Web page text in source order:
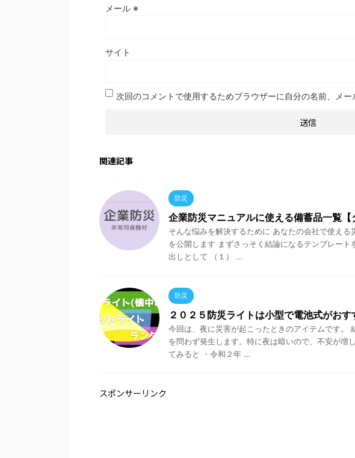
メール ※
サイト
次回のコメントで使用するためブラウザーに自分の名前、メー
関連記事
防災
企業防災マニュアルに使える備蓄品一覧【
そんな悩みを解決するために あなたの会社で使え
を公開します まずさっそく結論になるテンプレー
出しとして （１） ...
防災
２０２５防災ライトは小型で電池式がお
今回は、夜に災害が起こったときのアイテムです。
を問わず発生します。特に夜は暗いので、不安が増
てみると ・令和２年 ...
スポンサーリンク